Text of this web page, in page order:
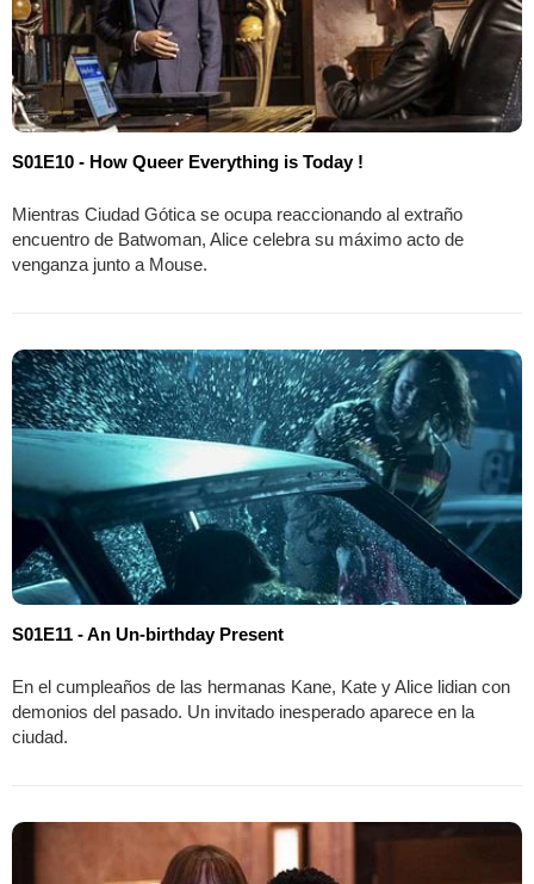
S01E10 - How Queer Everything is Today !
Mientras Ciudad Gótica se ocupa reaccionando al extraño
encuentro de Batwoman, Alice celebra su máximo acto de
venganza junto a Mouse.
S01E11 - An Un-birthday Present
En el cumpleaños de las hermanas Kane, Kate y Alice lidian con
demonios del pasado. Un invitado inesperado aparece en la
ciudad.